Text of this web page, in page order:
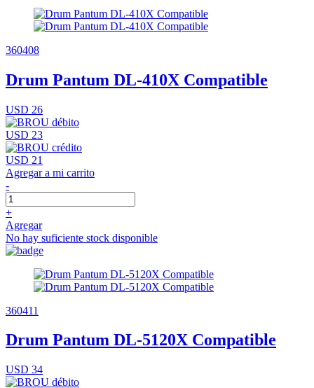
360408
Drum Pantum DL-410X Compatible
USD 26
USD 23
USD 21
Agregar a mi carrito
-
+
Agregar
No hay suficiente stock disponible
360411
Drum Pantum DL-5120X Compatible
USD 34